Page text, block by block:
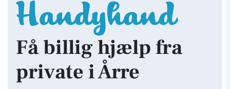
Få billig hjælp fra
private i Årre